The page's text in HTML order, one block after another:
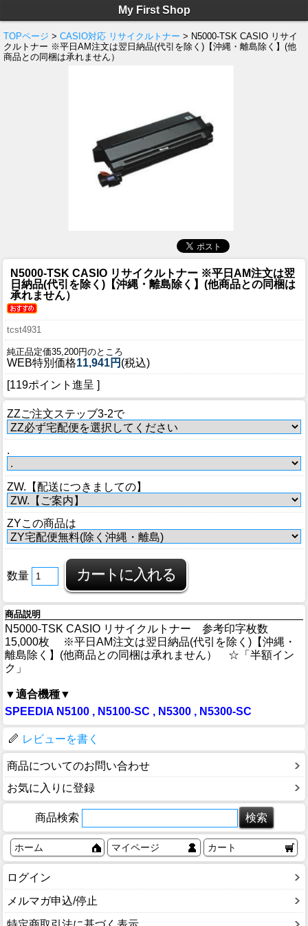
My First Shop
TOPページ > CASIO対応 リサイクルトナー > N5000-TSK CASIO リサイ
クルトナー ※平日AM注文は翌日納品(代引を除く)【沖縄・離島除く】(他
商品との同梱は承れません）
N5000-TSK CASIO リサイクルトナー ※平日AM注文は翌
日納品(代引を除く)【沖縄・離島除く】(他商品との同梱は
承れません）
tcst4931
純正品定価35,200円のところ
WEB特別価格11,941円 (税込)
[119ポイント進呈 ]
ZZご注文ステッブ3-2で
.
ZW.【配送につきましての】
ZYこの商品は
数量
商品説明
N5000-TSK CASIO リサイクルトナー 参考印字枚数
15,000枚 ※平日AM注文は翌日納品(代引を除く)【沖縄・
離島除く】(他商品との同梱は承れません） ☆「半額イン
ク」
▼適合機種▼
SPEEDIA N5100 , N5100-SC , N5300 , N5300-SC
レビューを書く
商品についてのお問い合わせ
お気に入りに登録
商品検索
ホーム マイページ カート
ログイン
メルマガ申込/停止